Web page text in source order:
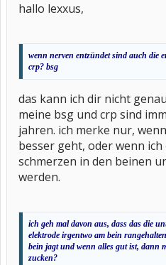
hallo lexxus,
wenn nerven entzündet sind auch die
crp? bsg
das kann ich dir nicht
meine bsg und crp sind
jahren. ich merke nur,
besser geht, oder wenn
schmerzen in den beinen
werden.
ich geh mal davon aus, dass das die
elektrode irgentwo am bein
bein jagt und wenn alles gut ist, dann
zucken?